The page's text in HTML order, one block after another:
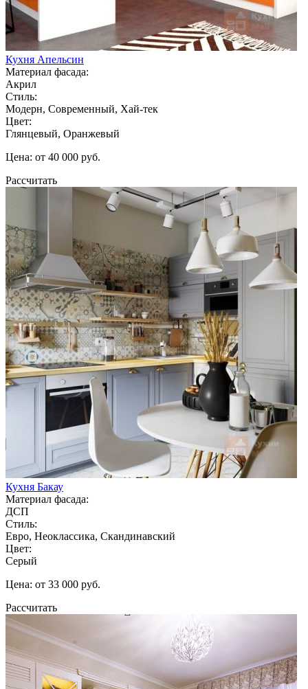
Кухня Апельсин
Материал фасада:
Акрил
Стиль:
Модерн, Современный, Хай-тек
Цвет:
Глянцевый, Оранжевый
Цена: от 40 000 руб.
Рассчитать
Кухня Бакау
Материал фасада:
ДСП
Стиль:
Евро, Неоклассика, Скандинавский
Цвет:
Серый
Цена: от 33 000 руб.
Рассчитать